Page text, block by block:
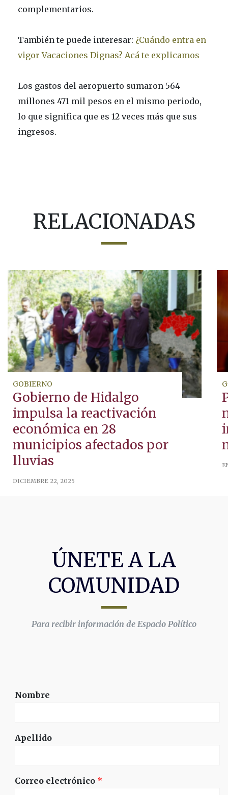
complementarios.
También te puede interesar: ¿Cuándo entra en
vigor Vacaciones Dignas? Acá te explicamos
Los gastos del aeropuerto sumaron 564
millones 471 mil pesos en el mismo periodo,
lo que significa que es 12 veces más que sus
ingresos.
RELACIONADAS
GOBIERNO
Gobierno de Hidalgo
impulsa la reactivación
económica en 28
municipios afectados por
lluvias
DICIEMBRE 22, 2025
ÚNETE A LA
COMUNIDAD
Para recibir información de Espacio Político
Nombre
Apellido
Correo electrónico *